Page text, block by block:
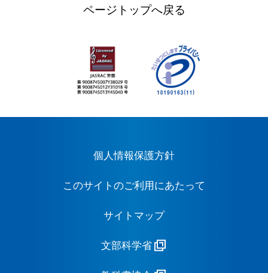
ページトップへ戻る
個人情報保護方針
このサイトのご利用にあたって
サイトマップ
文部科学省